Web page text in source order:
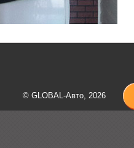
© GLOBAL-Авто, 2026